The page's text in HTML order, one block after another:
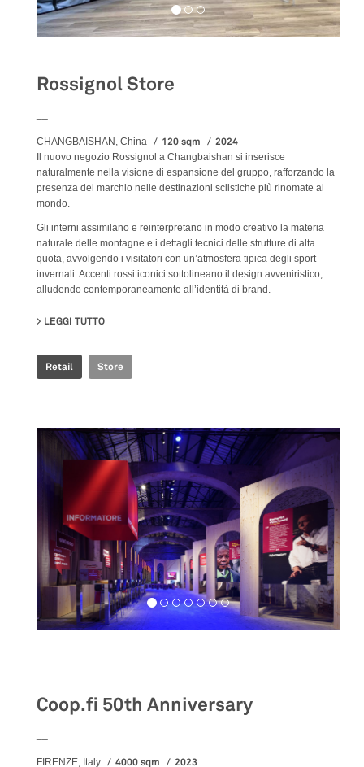
Rossignol Store
CHANGBAISHAN, China 120 sqm 2024
Il nuovo negozio Rossignol a Changbaishan si inserisce
naturalmente nella visione di espansione del gruppo, rafforzando la
presenza del marchio nelle destinazioni sciistiche più rinomate al
mondo.
Gli interni assimilano e reinterpretano in modo creativo la materia
naturale delle montagne e i dettagli tecnici delle strutture di alta
quota, avvolgendo i visitatori con un’atmosfera tipica degli sport
invernali. Accenti rossi iconici sottolineano il design avveniristico,
alludendo contemporaneamente all’identità di brand.
LEGGI TUTTO
Retail Store
Coop.fi 50th Anniversary
FIRENZE, Italy 4000 sqm 2023